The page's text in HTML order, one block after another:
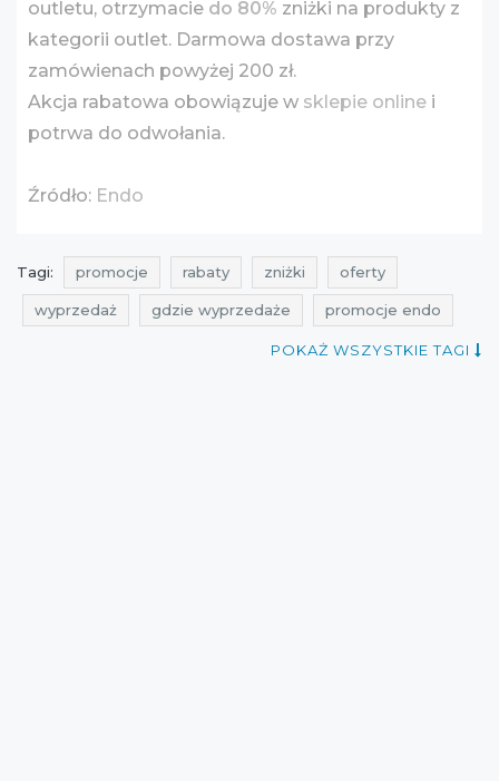
outletu, otrzymacie do 80% zniżki na produkty z
kategorii outlet. Darmowa dostawa przy
zamówienach powyżej 200 zł.
Akcja rabatowa obowiązuje w sklepie online i
potrwa do odwołania.
Źródło: Endo
Tagi: promocje rabaty zniżki oferty
wyprzedaż gdzie wyprzedaże promocje endo
promocje sierpień
POKAŻ WSZYSTKIE TAGI